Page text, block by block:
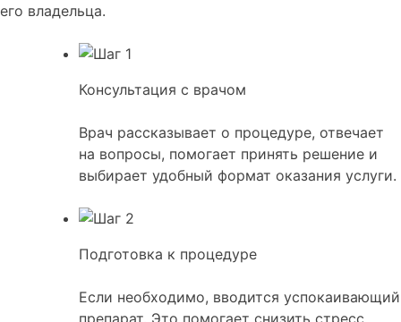
его владельца.
Консультация с врачом
Врач рассказывает о процедуре, отвечает
на вопросы, помогает принять решение и
выбирает удобный формат оказания услуги.
Подготовка к процедуре
Если необходимо, вводится успокаивающий